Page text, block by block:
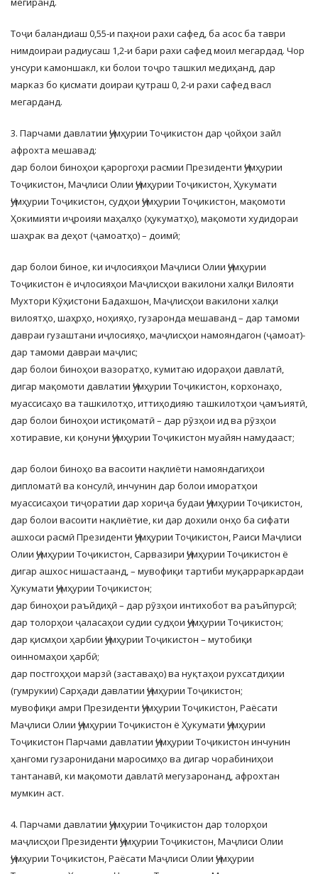
Тоҷи баландиаш 0,55-и паҳнои рахи сафед, ба асос ба таври
нимдоираи радиусаш 1,2-и бари рахи сафед моил мегардад. Чор
унсури камоншакл, ки болои тоҷро ташкил медиҳанд, дар
марказ бо қисмати доираи қутраш 0, 2-и рахи сафед васл
мегарданд.
3. Парчами давлатии Ҷумҳурии Тоҷикистон дар ҷойҳои зайл
афрохта мешавад:
дар болои биноҳои қароргоҳи расмии Президенти Ҷумҳурии
Тоҷикистон, Маҷлиси Олии Ҷумҳурии Тоҷикистон, Ҳукумати
Ҷумҳурии Тоҷикистон, судҳои Ҷумҳурии Тоҷикистон, мақомоти
Ҳокимияти иҷроияи маҳалҳо (ҳукуматҳо), мақомоти худидораи
шаҳрак ва деҳот (ҷамоатҳо) – доимӣ;
дар болои биное, ки иҷлосияҳои Маҷлиси Олии Ҷумҳурии
Тоҷикистон ё иҷлосияҳои Маҷлисҳои вакилони халқи Вилояти
Мухтори Кӯҳистони Бадахшон, Маҷлисҳои вакилони халқи
вилоятҳо, шаҳрҳо, ноҳияҳо, гузаронда мешаванд – дар тамоми
давраи гузаштани иҷлосияҳо, маҷлисҳои намояндагон (ҷамоат)-
дар тамоми давраи маҷлис;
дар болои биноҳои вазоратҳо, кумитаю идораҳои давлатӣ,
дигар мақомоти давлатии Ҷумҳурии Тоҷикистон, корхонаҳо,
муассисаҳо ва ташкилотҳо, иттиҳодияю ташкилотҳои ҷамъиятӣ,
дар болои биноҳои истиқоматӣ – дар рӯзҳои ид ва рӯзҳои
хотиравие, ки қонуни Ҷумҳурии Тоҷикистон муайян намудааст;
дар болои биноҳо ва васоити нақлиёти намояндагиҳои
дипломатӣ ва консулӣ, инчунин дар болои иморатҳои
муассисаҳои тиҷоратии дар хориҷа будаи Ҷумҳурии Тоҷикистон,
дар болои васоити нақлиётие, ки дар дохили онҳо ба сифати
ашхоси расмӣ Президенти Ҷумҳурии Тоҷикистон, Раиси Маҷлиси
Олии Ҷумҳурии Тоҷикистон, Сарвазири Ҷумҳурии Тоҷикистон ё
дигар ашхос нишастаанд, – мувофиқи тартиби муқарраркардаи
Ҳукумати Ҷумҳурии Тоҷикистон;
дар биноҳои раъйдиҳӣ – дар рӯзҳои интихобот ва раъйпурсӣ;
дар толорҳои ҷаласаҳои судии судҳои Ҷумҳурии Тоҷикистон;
дар қисмҳои ҳарбии Ҷумҳурии Тоҷикистон – мутобиқи
оинномаҳои ҳарбӣ;
дар постгоҳҳои марзӣ (заставаҳо) ва нуқтаҳои рухсатдиҳии
(гумрукии) Сарҳади давлатии Ҷумҳурии Тоҷикистон;
мувофиқи амри Президенти Ҷумҳурии Тоҷикистон, Раёсати
Маҷлиси Олии Ҷумҳурии Тоҷикистон ё Ҳукумати Ҷумҳурии
Тоҷикистон Парчами давлатии Ҷумҳурии Тоҷикистон инчунин
ҳангоми гузаронидани маросимҳо ва дигар чорабиниҳои
тантанавӣ, ки мақомоти давлатӣ мегузаронанд, афрохтан
мумкин аст.
4. Парчами давлатии Ҷумҳурии Тоҷикистон дар толорҳои
маҷлисҳои Президенти Ҷумҳурии Тоҷикистон, Маҷлиси Олии
Ҷумҳурии Тоҷикистон, Раёсати Маҷлиси Олии Ҷумҳурии